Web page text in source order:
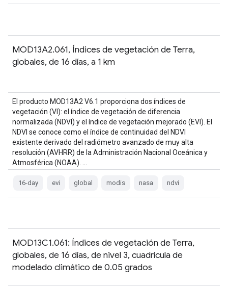
MOD13A2.061, Índices de vegetación de Terra,
globales, de 16 días, a 1 km
El producto MOD13A2 V6.1 proporciona dos índices de
vegetación (VI): el índice de vegetación de diferencia
normalizada (NDVI) y el índice de vegetación mejorado (EVI). El
NDVI se conoce como el índice de continuidad del NDVI
existente derivado del radiómetro avanzado de muy alta
resolución (AVHRR) de la Administración Nacional Oceánica y
Atmosférica (NOAA). …
16-day evi global modis nasa ndvi
MOD13C1.061: Índices de vegetación de Terra,
globales, de 16 días, de nivel 3, cuadrícula de
modelado climático de 0.05 grados